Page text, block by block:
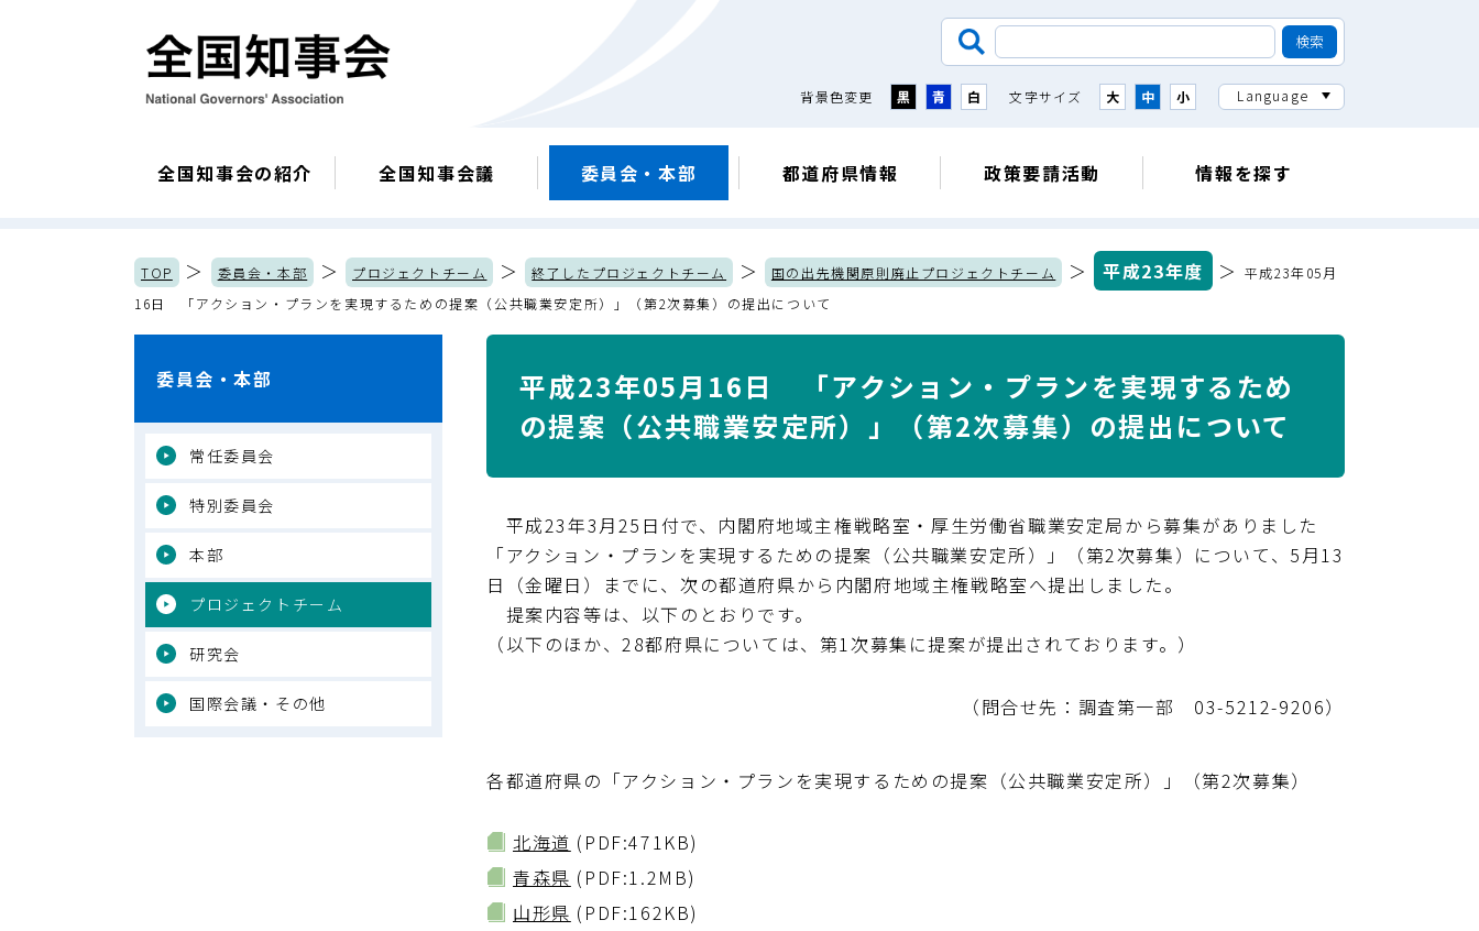
背景色変更 黒 青 白 文字サイズ 大 中 小 Language
全国知事会の紹介 全国知事会議 委員会・本部 都道府県情報 政策要請活動 情報を探す
TOP ＞ 委員会・本部 ＞ プロジェクトチーム ＞ 終了したプロジェクトチーム ＞ 国の出先機関原則廃止プロジェクトチーム ＞ 平成23年度 ＞ 平成23年05月
16日 「アクション・プランを実現するための提案（公共職業安定所）」（第2次募集）の提出について
平成23年05月16日 「アクション・プランを実現するため
の提案（公共職業安定所）」（第2次募集）の提出について
平成23年3月25日付で、内閣府地域主権戦略室・厚生労働省職業安定局から募集がありました
「アクション・プランを実現するための提案（公共職業安定所）」（第2次募集）について、5月13
日（金曜日）までに、次の都道府県から内閣府地域主権戦略室へ提出しました。
提案内容等は、以下のとおりです。
（以下のほか、28都府県については、第1次募集に提案が提出されております。）
（問合せ先：調査第一部 03-5212-9206）
各都道府県の「アクション・プランを実現するための提案（公共職業安定所）」（第2次募集）
北海道 (PDF:471KB)
青森県 (PDF:1.2MB)
山形県 (PDF:162KB)
委員会・本部
常任委員会
特別委員会
本部
プロジェクトチーム
研究会
国際会議・その他